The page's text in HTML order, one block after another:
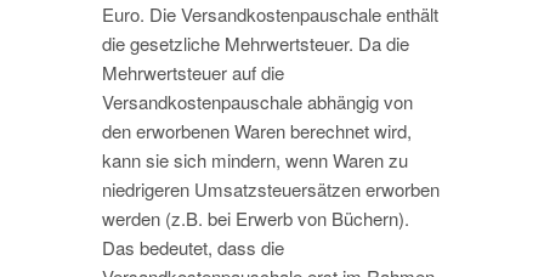
Euro. Die Versandkostenpauschale enthält
die gesetzliche Mehrwertsteuer. Da die
Mehrwertsteuer auf die
Versandkostenpauschale abhängig von
den erworbenen Waren berechnet wird,
kann sie sich mindern, wenn Waren zu
niedrigeren Umsatzsteuersätzen erworben
werden (z.B. bei Erwerb von Büchern).
Das bedeutet, dass die